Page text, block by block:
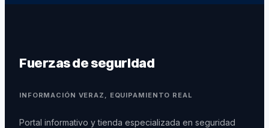
Fuerzas de seguridad
INFORMACIÓN VERAZ, EQUIPAMIENTO REAL
Portal informativo y tienda especializada en seguridad